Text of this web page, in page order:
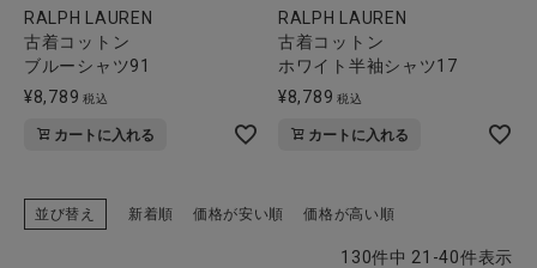
RALPH LAUREN
古着コットン
ブルーシャツ91
¥8,789 税込
カートに入れる
RALPH LAUREN
古着コットン
ホワイト半袖シャツ17
¥8,789 税込
カートに入れる
並び替え 新着順 価格が安い順 価格が高い順
130件中 21 -40件表示